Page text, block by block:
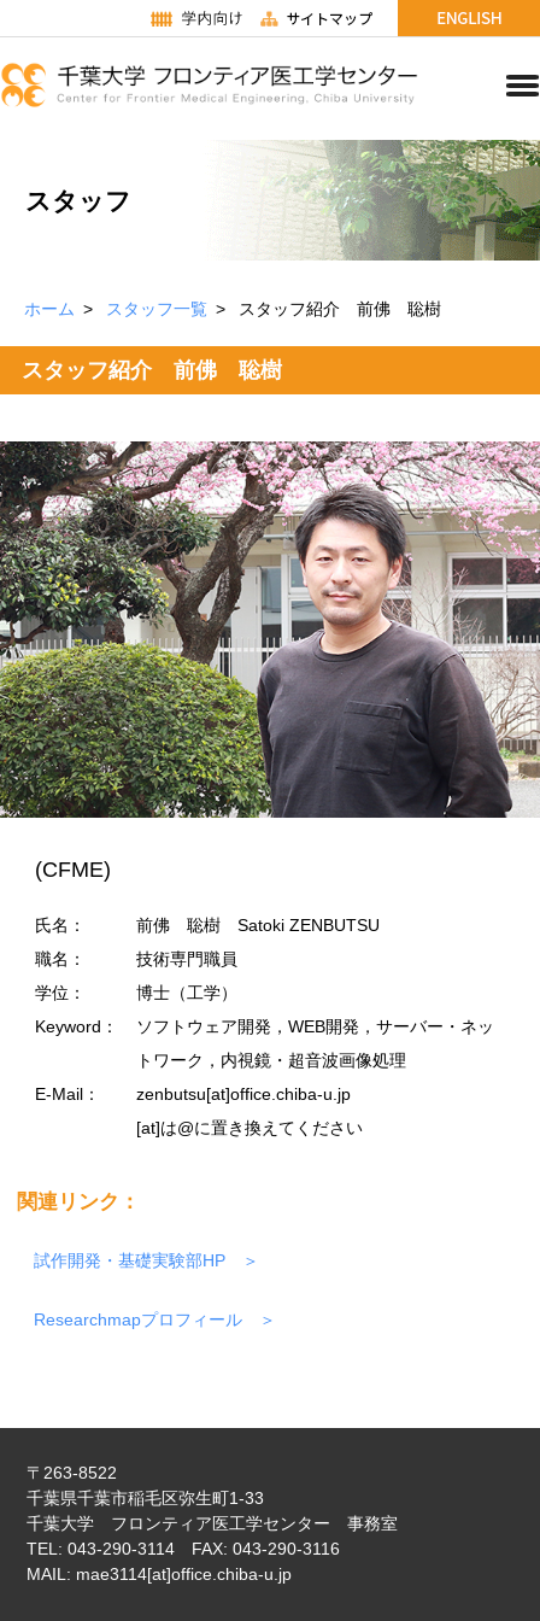
スタッフ
ホーム スタッフ一覧 スタッフ紹介 前佛 聡樹
スタッフ紹介 前佛 聡樹
(CFME)
氏名：
前佛 聡樹 Satoki ZENBUTSU
職名：
技術専門職員
学位：
博士（工学）
Keyword：
ソフトウェア開発，WEB開発，サーバー・ネッ
トワーク，内視鏡・超音波画像処理
E-Mail：
zenbutsu[at]office.chiba-u.jp
[at]は@に置き換えてください
関連リンク：
試作開発・基礎実験部HP
Researchmapプロフィール
〒263-8522
千葉県千葉市稲毛区弥生町1-33
千葉大学 フロンティア医工学センター 事務室
TEL: 043-290-3114 FAX: 043-290-3116
MAIL: mae3114[at]office.chiba-u.jp